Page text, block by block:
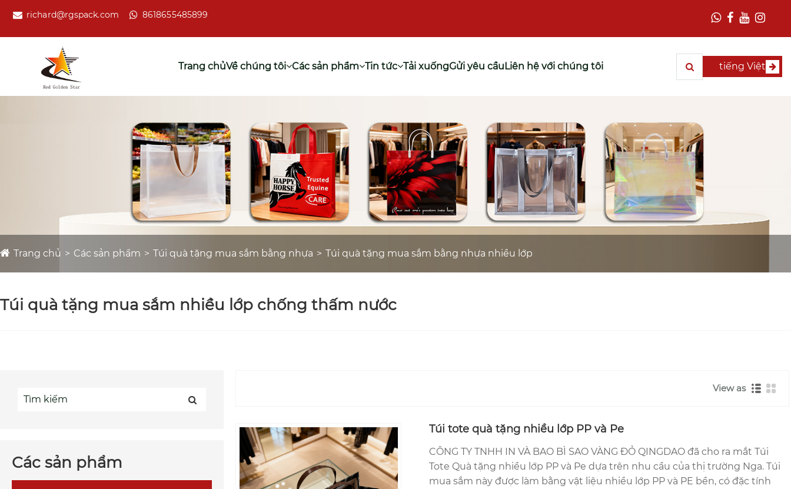
richard@rgspack.com 8618655485899
Trang chủVề chúng tôi Các sản phẩm Tin tức Tải xuốngGửi yêu cầuLiên hệ với chúng tôi tiếng Việt
Trang chủ Các sản phẩm Túi quà tặng mua sắm bằng nhựa Túi quà tặng mua sắm bằng nhựa nhiều lớp
Túi quà tặng mua sắm nhiều lớp chống thấm nước
Các sản phẩm
View as
Túi tote quà tặng nhiều lớp PP và Pe
CÔNG TY TNHH IN VÀ BAO BÌ SAO VÀNG ĐỎ QINGDAO đã cho ra mắt Túi
Tote Quà tặng nhiều lớp PP và Pe dựa trên nhu cầu của thị trường Nga. Túi
mua sắm này được làm bằng vật liệu nhiều lớp PP và PE bền, có đặc tính